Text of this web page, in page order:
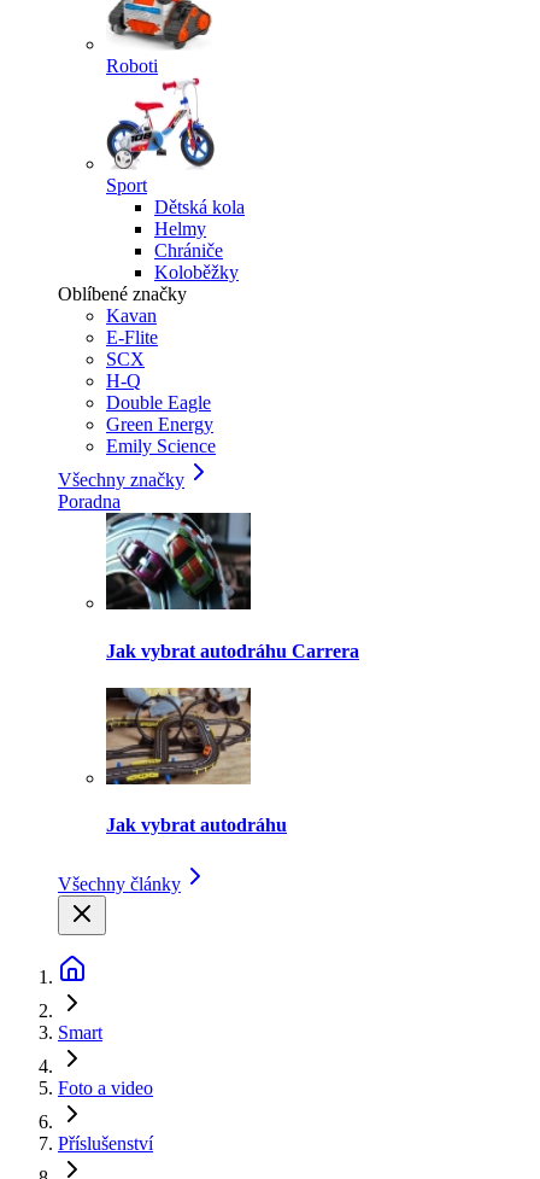
Roboti
Sport
Dětská kola
Helmy
Chrániče
Koloběžky
Oblíbené značky
Kavan
E-Flite
SCX
H-Q
Double Eagle
Green Energy
Emily Science
Všechny značky
Poradna
Jak vybrat autodráhu Carrera
Jak vybrat autodráhu
Všechny články
Smart
Foto a video
Příslušenství